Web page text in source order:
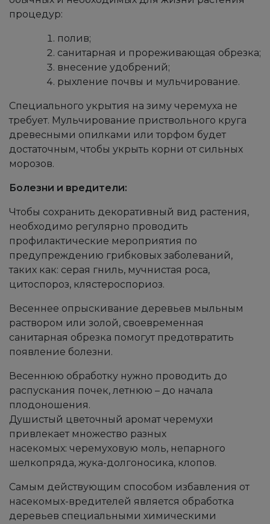
процедур:
полив;
санитарная и прореживающая обрезка;
внесение удобрений;
рыхление почвы и мульчирование.
Специального укрытия на зиму черемуха не
требует. Мульчирование приствольного круга
древесными опилками или торфом будет
достаточным, чтобы укрыть корни от сильных
морозов.
Болезни и вредители:
Чтобы сохранить декоративный вид растения,
необходимо регулярно проводить
профилактические мероприятия по
предупреждению грибковых заболеваний,
таких как: серая гниль, мучнистая роса,
цитоспороз, клястероспориоз.
Весеннее опрыскивание деревьев мыльным
раствором или золой, своевременная
санитарная обрезка помогут предотвратить
появление болезни.
Весеннюю обработку нужно проводить до
распускания почек, летнюю – до начала
плодоношения.
Душистый цветочный аромат черемухи
привлекает множество разных
насекомых: черемуховую моль, непарного
шелкопряда, жука-долгоносика, клопов.
Самым действующим способом избавления от
насекомых-вредителей является обработка
деревьев специальными химическими